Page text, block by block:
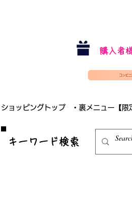
購入者
コンビニ
ショッピングトップ ・裏メニュー【限
​キーワード検索